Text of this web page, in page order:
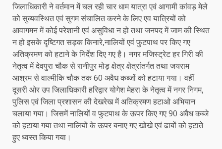
जिलाधिकारी ने वर्तमान में चल रही चार धाम यात्रा एवं आगामी कांवड़ मेले
को सुव्यवस्थित एवं सुगम संचालित करने के लिए एव यात्रियों को
आवागमन में कोई परेशानी एवं असुविधा न हो तथा जनपद में जाम की स्थित
न हो इसके दृष्टिगत सड़क किनारे,नालियों एवं फुटपाथ पर किए गए
अतिक्रमण को हटाने के निर्देश दिए गए है। नगर मजिस्ट्रेट हर गिरी की
नेतृत्व में देवपुरा चौक से रानीपुर मोड़ क्षेत्र क्षेत्रांतर्गत तथा जयराम
आश्रम से वाल्मीकि चौक तक 60 अवैध कब्जों को हटाया गया। वहीं
दूसरी ओर उप जिलाधिकारी हरिद्वार योगेश मेहरा के नेतृत्व में नगर निगम,
पुलिस एवं जिला प्रशासन की देखरेख में अतिक्रमण हटाओ अभियान
चलाया गया। जिसमें नालियों व फुटपाथ के ऊपर किए गए 90 अवैध कब्जे
को हटाया गया तथा नालियों के ऊपर बनाए गए खोखे एवं ढाबों को हटाते
हुए ध्वस्त किया गया।